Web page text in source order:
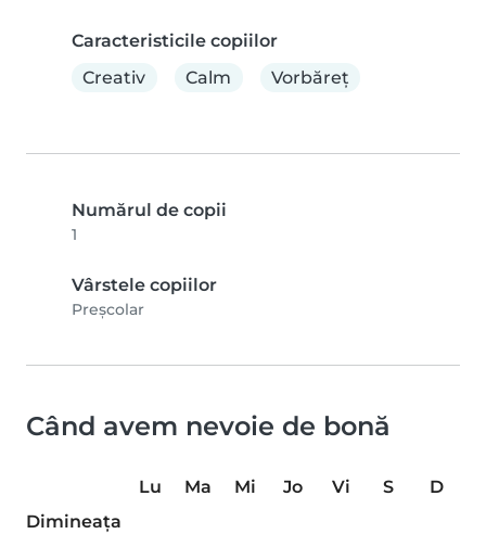
Caracteristicile copiilor
Creativ
Calm Vorbăreț
Numărul de copii
1
Vârstele copiilor
Preșcolar
Când avem nevoie de bonă
Lu Ma Mi Jo Vi S
D
Dimineaţa